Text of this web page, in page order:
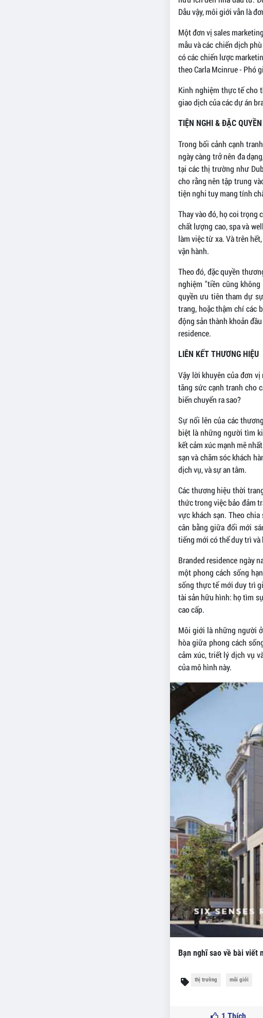
Dẫu vậy, môi giới vẫn là
Một đơn vị sales
mẫu và các chiến dịch
có các chiến lược
theo Carla Mcinrue - Phó
Kinh nghiệm thực tế cho
giao dịch của các dự án
TIỆN NGHI & ĐẶC QUYỀN
Trong bối cảnh cạnh
ngày càng trở nên đa
tại các thị trường như
cho rằng nên tập trung
tiện nghi tuy mang tính
Thay vào đó, họ coi trọng
chất lượng cao, spa và
làm việc từ xa. Và trên
vận hành.
Theo đó, đặc quyền
nghiệm "tiền cũng
quyền ưu tiên tham dự
trang, hoặc thậm chí các
động sản thành khoản
residence.
LIÊN KẾT THƯƠNG HIỆU
Vậy lời khuyên của đơn
tăng sức cạnh tranh cho
biến chuyển ra sao?
Sự nổi lên của các
biệt là những người tìm
kết cảm xúc mạnh mẽ
sạn và chăm sóc khách
dịch vụ, và sự an tâm.
Các thương hiệu thời
thức trong việc bảo đảm
vực khách sạn. Theo
cân bằng giữa đổi mới
tiếng mới có thể duy trì và
Branded residence ngày
một phong cách sống
sống thực tế mới duy trì
tài sản hữu hình: họ tìm
cao cấp.
Môi giới là những người
hòa giữa phong cách
cảm xúc, triết lý dịch vụ
của mô hình này.
Bạn nghĩ sao về bài viết
thị trường môi giới